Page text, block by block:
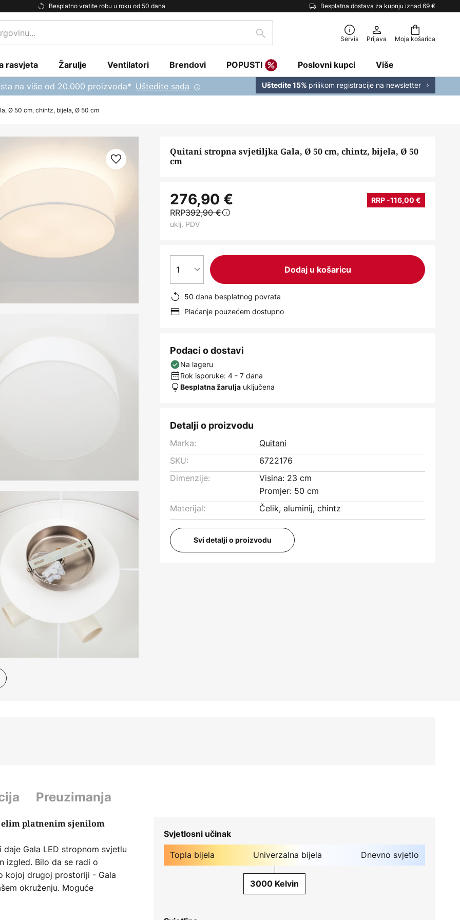
Besplatno vratite robu u roku od 50 dana Besplatna dostava za kupnju iznad 69 €
Moja košarica
traži Servis Prijava
rasvjeta Žarulje Ventilatori Brendovi POPUSTI Poslovni kupci Više
na više od 20.000 proizvoda* Uštedite sada Uštedite 15% prilikom registracije na newsletter
Ø 50 cm, chintz, bijela, Ø 50 cm
Quitani stropna svjetiljka Gala, Ø 50 cm, chintz, bijela, Ø 50
cm
276,90 € RRP -116,00 €
RRP392,90 €
uklj. PDV
1 Dodaj u košaricu
50 dana besplatnog povrata
Plaćanje pouzećem dostupno
Podaci o dostavi
Na lageru
Rok isporuke: 4 - 7 dana
Besplatna žarulja uključena
Detalji o proizvodu
Marka:
Quitani
SKU:
6722176
Dimenzije:
Visina: 23 cm
Promjer: 50 cm
Materijal:
Čelik, aluminij, chintz
Svi detalji o proizvodu
Preuzimanja
platnenim sjenilom
Gala LED stropnom svjetlu
izgled. Bilo da se radi o
kojoj drugoj prostoriji - Gala
okruženju. Moguće
jer zahvaljujući svom
Svjetlosni učinak
Topla bijela Univerzalna bijela Dnevno svjetlo
3000 Kelvin